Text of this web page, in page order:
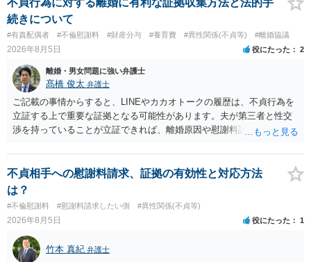
続きについて
#有責配偶者 #不倫慰謝料 #財産分与 #養育費 #異性関係(不貞等) #離婚協議
2026年8月5日 役にたった 2
離婚・男女問題に強い弁護士
髙橋 俊太 弁護士
ご記載の事情からすると、LINEやカカオトークの履歴は、不貞行為を
立証する上で重要な証拠となる可能性があります。夫が第三者と性交
渉を持っていることが立証できれば、離婚原因や慰謝料請求を検討す
性的関係を継続しているのであれば、その期間や回数が分かる資料は
できるだけ保存しておくことをお勧めいたします。 他方、「夫に不貞
がある＝財産分与でも多くもらえる」「当然に親権を取得できる」と
いう関係にはありません。まず、財産分与は、基本的には夫婦が婚姻
中に形成した財産を清算する制度ですので、不貞行為の有無とは別
に、預貯金、不動産、保険、退職金等の資料を確保しておくことが重
要です。また、子の親権については、夫婦間の責任問題とは別に、
「どのような形がお子様の利益になるか」という観点です。そのた
不貞相手への慰謝料請求、証拠の有効性と対応方法
は？
#不倫慰謝料 #慰謝料請求したい側 #異性関係(不貞等)
2026年8月5日 役にたった 1
竹本 真紀 弁護士